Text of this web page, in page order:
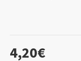
4,20€